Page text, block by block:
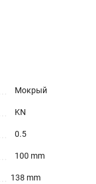
Мокрый
KN
0.5
100 mm
138 mm